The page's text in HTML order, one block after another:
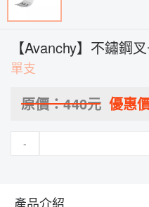
【Avanchy】不鏽鋼
單支
原價：440元 優惠
-
產品介紹